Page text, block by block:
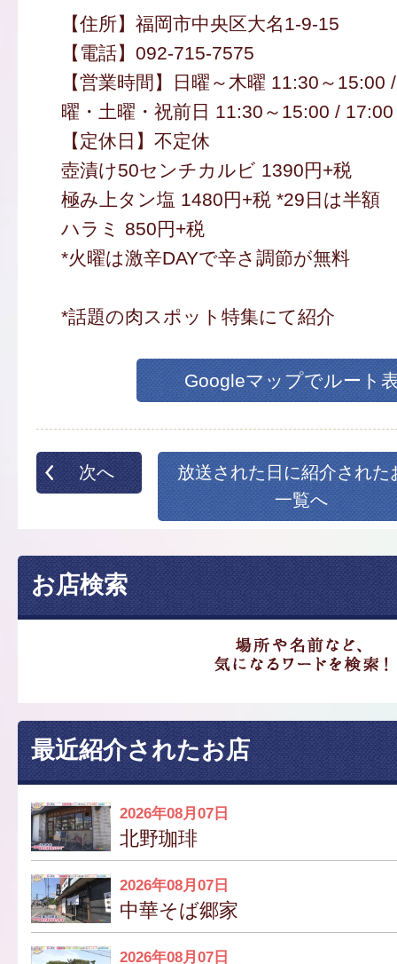
【住所】福岡市中央区大名1-9-15
【電話】092-715-7575
【営業時間】日曜～木曜 11:30～15:00
曜・土曜・祝前日 11:30～15:00 /
【定休日】不定休
壺漬け50センチカルビ 1390円+税
極み上タン塩 1480円+税 *29日は半額
ハラミ 850円+税
*火曜は激辛DAYで辛さ調節が無料
*話題の肉スポット特集にて紹介
Googleマップでルート
次へ
放送された日に紹介された
一覧へ
お店検索
最近紹介されたお店
2026年08月07日
北野珈琲
2026年08月07日
中華そば郷家
2026年08月07日